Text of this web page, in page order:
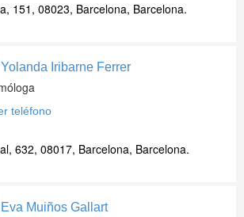
151, 08023, Barcelona, Barcelona.
Iribarne Ferrer
teléfono
632, 08017, Barcelona, Barcelona.
Muiños Gallart